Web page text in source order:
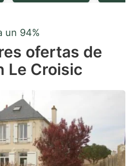
question
to
get
the
shortcuts
for
changing
dates.
un 94%
ofertas de
Le Croisic